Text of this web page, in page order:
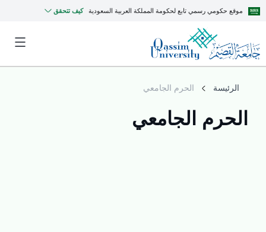
موقع حكومي رسمي تابع لحكومة المملكة العربية السعودية كيف تتحقق
الرئيسة الحرم الجامعي
الحرم الجامعي